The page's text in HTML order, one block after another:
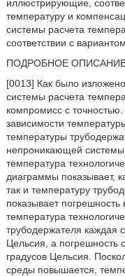
иллюстрирующие,
температуру и
системы расчета
соответствии с
ПОДРОБНОЕ
[0013] Как было
системы расчета
компромисс с
зависимости
температуры
непроникающей системы
температура
диаграммы показывает,
так и температуру
показывает
температура
трубодержателя каждая
Цельсия, а погрешность
градусов Цельсия.
среды повышается,